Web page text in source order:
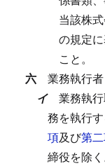
当該株
の規定
こと。
六 業務執行者
イ 業務執
務を執行
項及び第
締役を除く